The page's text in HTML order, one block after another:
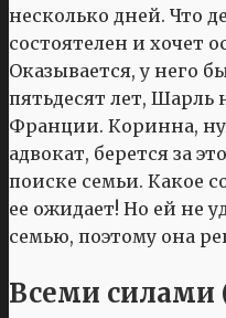
несколько дней. Что
состоятелен и хочет
Оказывается, у него
пятьдесят лет, Шарль
Франции. Коринна,
адвокат, берется за
поиске семьи. Какое
ее ожидает! Но ей не
семью, поэтому она
Всеми силами